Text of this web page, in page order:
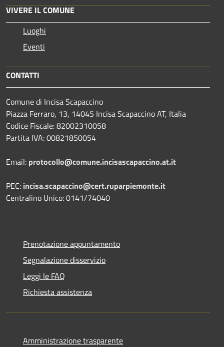
VIVERE IL COMUNE
Luoghi
Eventi
CONTATTI
Comune di Incisa Scapaccino
Piazza Ferraro, 13, 14045 Incisa Scapaccino AT, Italia
Codice Fiscale: 82002310058
Partita IVA: 00821850054
Email: protocollo@comune.incisascapaccino.at.it
PEC: incisa.scapaccino@cert.ruparpiemonte.it
Centralino Unico: 0141/74040
Prenotazione appuntamento
Segnalazione disservizio
Leggi le FAQ
Richiesta assistenza
Amministrazione trasparente